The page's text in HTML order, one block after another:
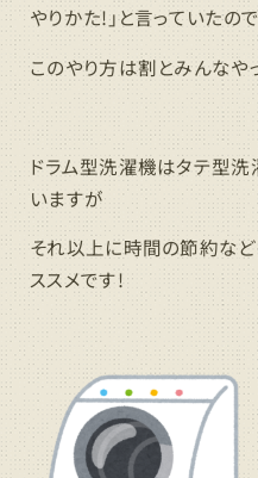
やりかた!」と言っていたので
このやり方は割とみんなや
ドラム型洗濯機はタテ型洗
いますが
それ以上に時間の節約など
ススメです!